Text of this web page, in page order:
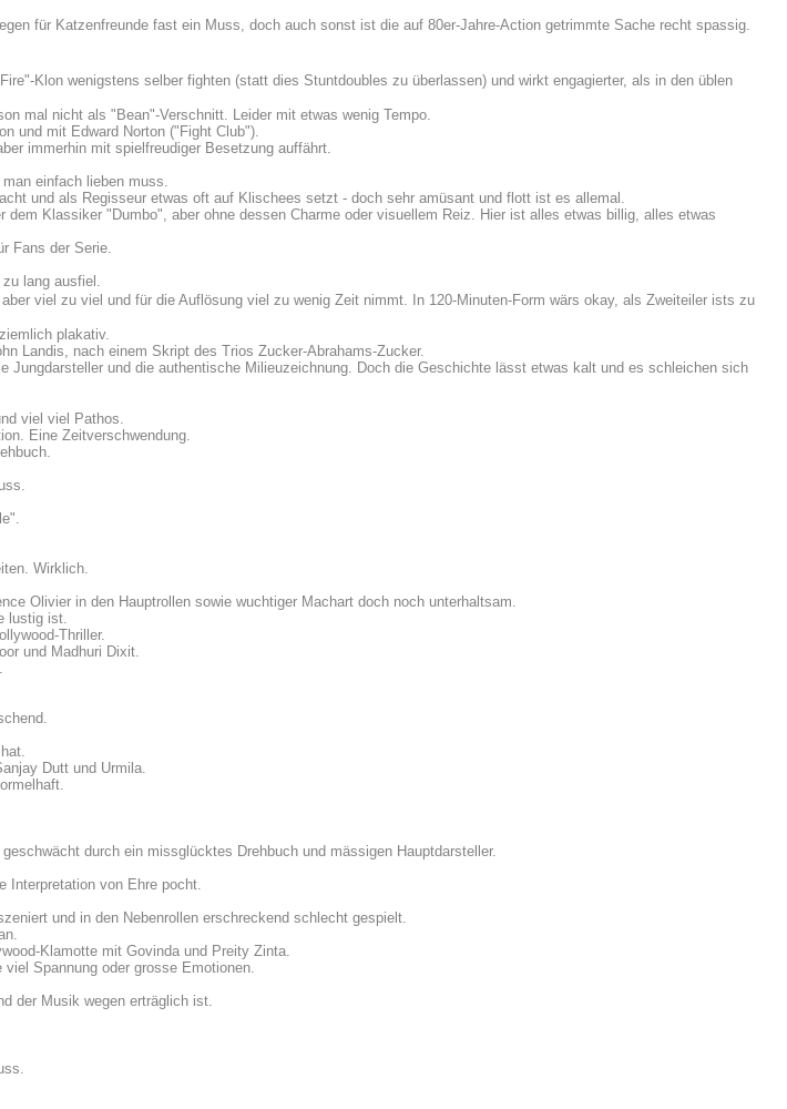
für Katzenfreunde fast ein Muss, doch auch sonst ist die auf 80er-Jahre-Action getrimmte Sache recht spassig.
Klon wenigstens selber fighten (statt dies Stuntdoubles zu überlassen) und wirkt engagierter, als in den üblen
mal nicht als "Bean"-Verschnitt. Leider mit etwas wenig Tempo.
und mit Edward Norton ("Fight Club").
immerhin mit spielfreudiger Besetzung auffährt.
einfach lieben muss.
und als Regisseur etwas oft auf Klischees setzt - doch sehr amüsant und flott ist es allemal.
Klassiker "Dumbo", aber ohne dessen Charme oder visuellem Reiz. Hier ist alles etwas billig, alles etwas
Fans der Serie.
lang ausfiel.
viel zu viel und für die Auflösung viel zu wenig Zeit nimmt. In 120-Minuten-Form wärs okay, als Zweiteiler ists zu
plakativ.
Landis, nach einem Skript des Trios Zucker-Abrahams-Zucker.
Jungdarsteller und die authentische Milieuzeichnung. Doch die Geschichte lässt etwas kalt und es schleichen sich
viel viel Pathos.
Eine Zeitverschwendung.
Wirklich.
Olivier in den Hauptrollen sowie wuchtiger Machart doch noch unterhaltsam.
lustig ist.
Thriller.
und Madhuri Dixit.
Dutt und Urmila.
durch ein missglücktes Drehbuch und mässigen Hauptdarsteller.
Interpretation von Ehre pocht.
und in den Nebenrollen erschreckend schlecht gespielt.
Klamotte mit Govinda und Preity Zinta.
Spannung oder grosse Emotionen.
der Musik wegen erträglich ist.